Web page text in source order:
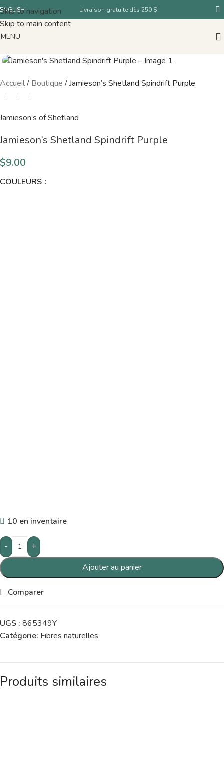
Skip to navigation
Skip to main content
ENGLISH Livraison gratuite dès 250 $
MENU
Accueil/ Boutique /Jamieson’s Shetland Spindrift Purple
Jamieson’s of Shetland
Jamieson’s Shetland Spindrift Purple
$9.00
COULEURS
10 en inventaire
-
+
Ajouter au panier
Comparer
UGS : 865349Y
Catégorie: Fibres naturelles
Produits similaires